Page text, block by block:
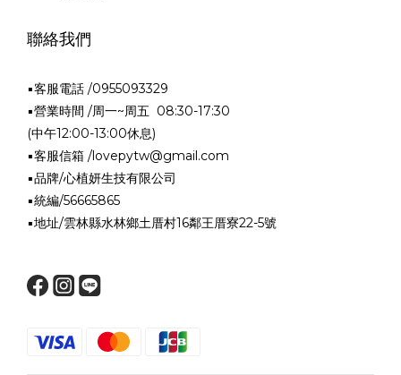
聯絡我們
▪客服電話 /0955093329
▪營業時間 /周一~周五 08:30-17:30
(中午12:00-13:00休息)
▪客服信箱 /lovepytw@gmail.com
▪品牌/心植妍生技有限公司
▪統編/56665865
▪地址/雲林縣水林鄉土厝村16鄰王厝寮22-5號